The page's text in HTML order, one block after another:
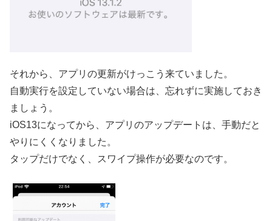
それから、アプリの更新がけっこう来ていました。
自動実行を設定していない場合は、忘れずに実施しておき
ましょう。
iOS13になってから、アプリのアップデートは、手動だと
やりにくくなりました。
タップだけでなく、スワイプ操作が必要なのです。